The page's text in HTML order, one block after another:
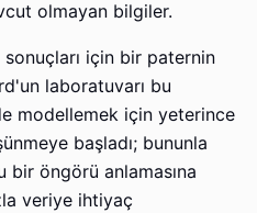
olmayan bilgiler.
sonuçları için bir paternin
laboratuvarı bu
modellemek için yeterince
başladı; bununla
öngörü anlamasına
veriye ihtiyaç